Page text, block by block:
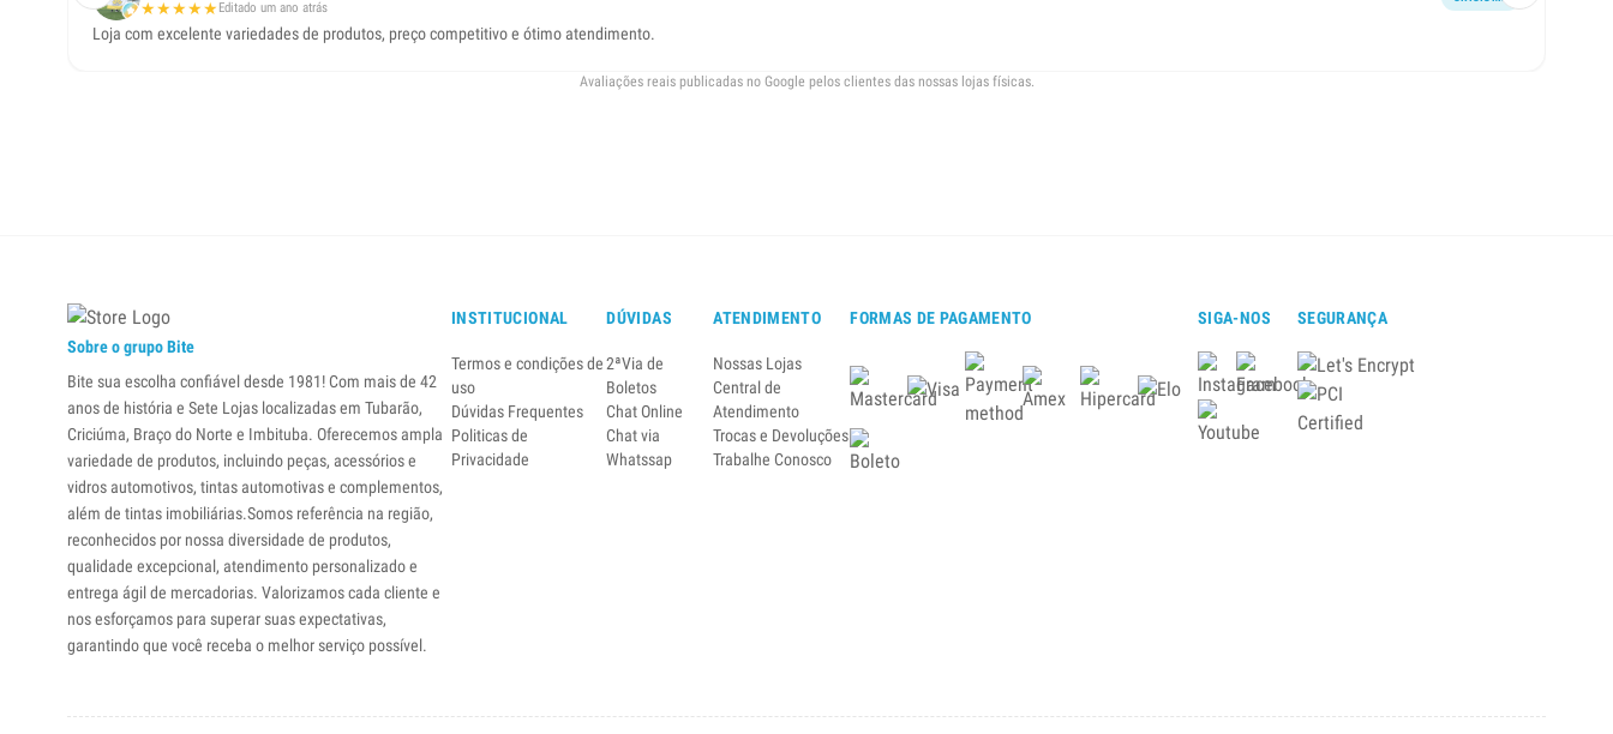
★★★★★ Editado um ano atrás
Loja com excelente variedades de produtos, preço competitivo e ótimo atendimento.
Avaliações reais publicadas no Google pelos clientes das nossas lojas físicas.
Sobre o grupo Bite
Bite sua escolha confiável desde 1981! Com mais de 42
anos de história e Sete Lojas localizadas em Tubarão,
Criciúma, Braço do Norte e Imbituba. Oferecemos ampla
variedade de produtos, incluindo peças, acessórios e
vidros automotivos, tintas automotivas e complementos,
além de tintas imobiliárias.Somos referência na região,
reconhecidos por nossa diversidade de produtos,
qualidade excepcional, atendimento personalizado e
entrega ágil de mercadorias. Valorizamos cada cliente e
nos esforçamos para superar suas expectativas,
garantindo que você receba o melhor serviço possível.
INSTITUCIONAL
Termos e condições de
uso
Dúvidas Frequentes
Politicas de
Privacidade
DÚVIDAS
2ªVia de
Boletos
Chat Online
Chat via
Whatssap
ATENDIMENTO
Nossas Lojas
Central de
Atendimento
Trocas e Devoluções
Trabalhe Conosco
FORMAS DE PAGAMENTO SIGA-NOS SEGURANÇA